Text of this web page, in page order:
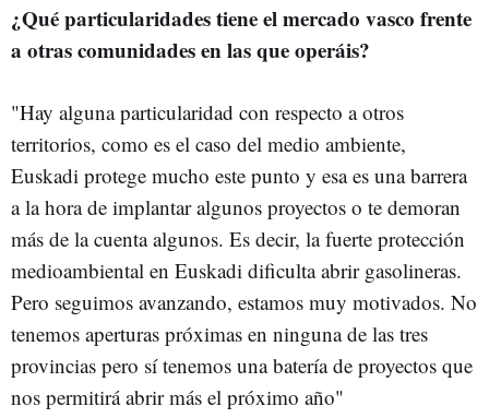
¿Qué particularidades tiene el mercado vasco frente
a otras comunidades en las que operáis?
"Hay alguna particularidad con respecto a otros
territorios, como es el caso del medio ambiente,
Euskadi protege mucho este punto y esa es una barrera
a la hora de implantar algunos proyectos o te demoran
más de la cuenta algunos. Es decir, la fuerte protección
medioambiental en Euskadi dificulta abrir gasolineras.
Pero seguimos avanzando, estamos muy motivados. No
tenemos aperturas próximas en ninguna de las tres
provincias pero sí tenemos una batería de proyectos que
nos permitirá abrir más el próximo año"